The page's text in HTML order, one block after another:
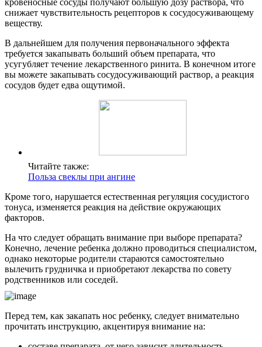
снижает чувствительность рецепторов к сосудосуживающему
веществу.
В дальнейшем для получения первоначального эффекта
требуется закапывать больший объем препарата, что
усугубляет течение лекарственного ринита. В конечном итоге
вы можете закапывать сосудосуживающий раствор, а реакция
сосудов будет едва ощутимой.
Читайте также:
Польза свеклы при ангине
Кроме того, нарушается естественная регуляция сосудистого
тонуса, изменяется реакция на действие окружающих
факторов.
На что следует обращать внимание при выборе препарата?
Конечно, лечение ребенка должно проводиться специалистом,
однако некоторые родители стараются самостоятельно
вылечить грудничка и приобретают лекарства по совету
родственников или соседей.
Перед тем, как закапать нос ребенку, следует внимательно
прочитать инструкцию, акцентируя внимание на: